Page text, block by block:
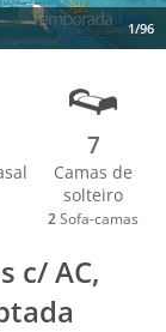
1/96
7
Camas de
solteiro
2 Sofa-camas
c/ AC,